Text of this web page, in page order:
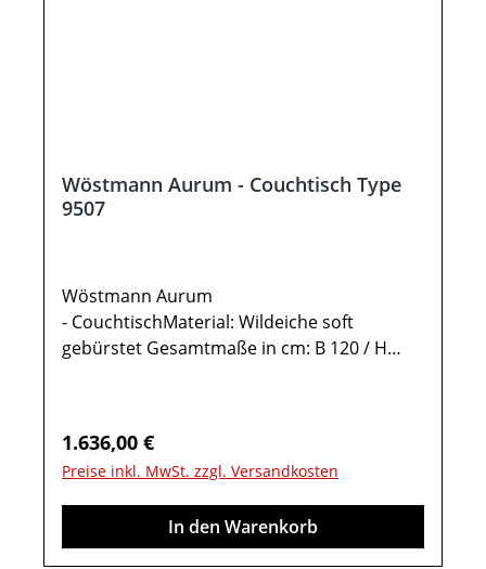
Wöstmann Aurum - Couchtisch Type
9507
Wöstmann Aurum
- CouchtischMaterial: Wildeiche soft
gebürstet Gesamtmaße in cm: B 120 / H
verstellbar Maße in cm: B 120 / H 49,5 - 68,5
/ T 70Möbel ist vormontiert (Restmontage
kann erforderlich sein).Farben können auf
verschiedenen Bildschirmen abweichen.
Deko oder andere Beimöbel sind nicht
Regulärer Preis:
1.636,00 €
Preise inkl. MwSt. zzgl. Versandkosten
In den Warenkorb